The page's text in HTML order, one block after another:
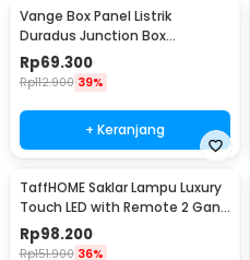
Vange Box Panel Listrik
Duradus Junction Box
Waterproof 238x160x90mm -
VG-I01
Rp69.300
Rp112.900 39%
+ Keranjang
TaffHOME Saklar Lampu Luxury
Touch LED with Remote 2 Gang
- XJG-DH001
Rp98.200
Rp151.900 36%